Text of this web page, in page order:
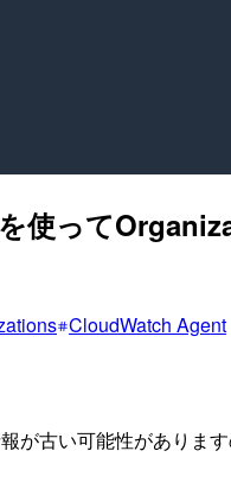
使って
CloudWatch Agent
古い可能性があります